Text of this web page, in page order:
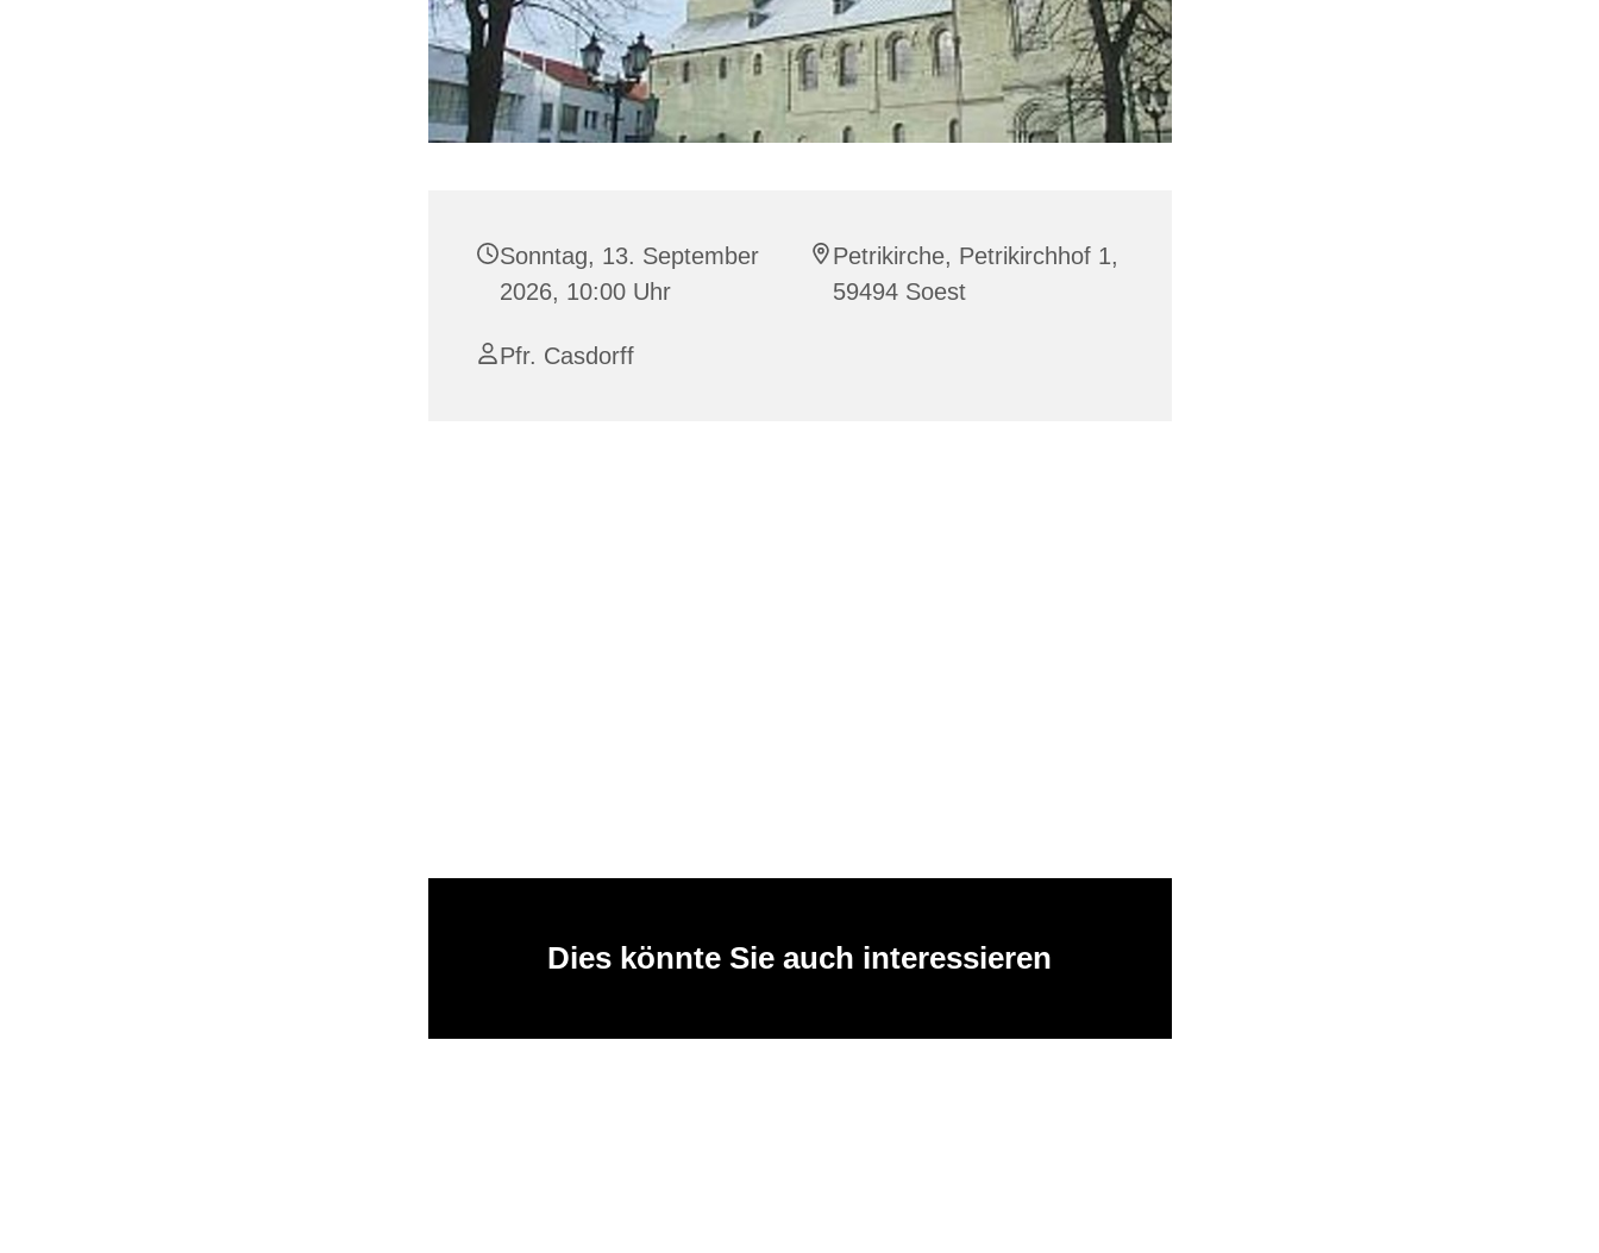
Sonntag, 13. September
2026, 10:00 Uhr
Petrikirche, Petrikirchhof 1,
59494 Soest
Pfr. Casdorff
Dies könnte Sie auch interessieren